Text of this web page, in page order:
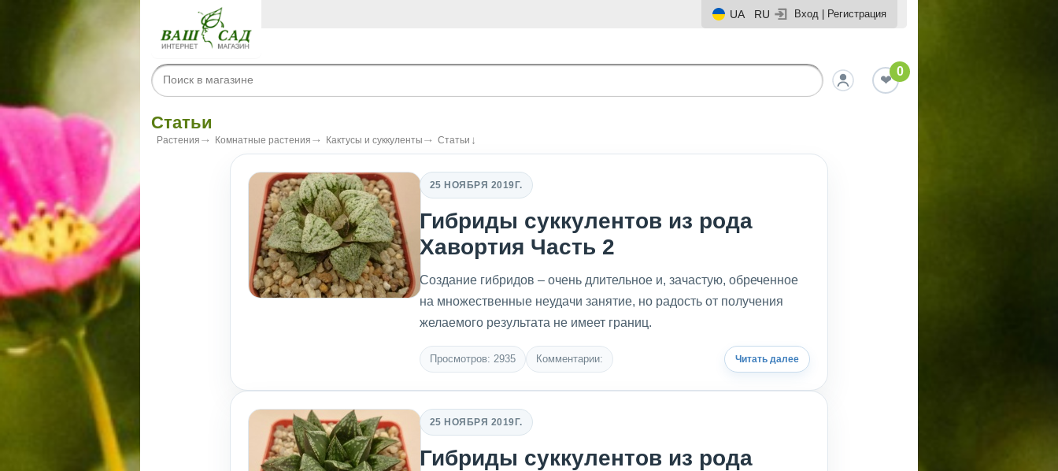
UA RU Вход Регистрация
0
Статьи
Растения Комнатные растения Кактусы и суккуленты Статьи
25 НОЯБРЯ 2019Г.
Гибриды суккулентов из рода
Хавортия Часть 2
Создание гибридов – очень длительное и, зачастую, обреченное
на множественные неудачи занятие, но радость от получения
желаемого результата не имеет границ.
Просмотров: 2935 Комментарии: Читать далее
25 НОЯБРЯ 2019Г.
Гибриды суккулентов из рода